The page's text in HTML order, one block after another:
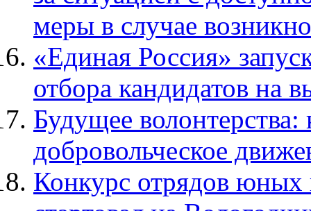
меры в случае
«Единая Россия»
отбора кандидатов на
Будущее волонтерства:
добровольческое
Конкурс отрядов юных